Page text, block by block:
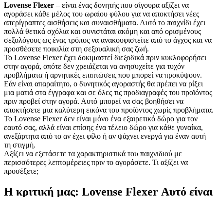
Lovense Flexer – είναι ένας δονητής που σίγουρα αξίζει να
αγοράσει κάθε μέλος του ωραίου φύλου για να αποκτήσει νέες
απερίγραπτες αισθήσεις και συναισθήματα. Αυτό το παιχνίδι έχει
πολλά θετικά σχόλια και συνιστάται ακόμη και από ορισμένους
σεξολόγους ως ένας τρόπος να ανακουφιστείτε από το άγχος και να
προσθέσετε ποικιλία στη σεξουαλική σας ζωή.
Το Lovense Flexer έχει δοκιμαστεί διεξοδικά πριν κυκλοφορήσει
στην αγορά, οπότε δεν χρειάζεται να ανησυχείτε για τυχόν
προβλήματα ή αρνητικές επιπτώσεις που μπορεί να προκύψουν.
Εάν είναι απαραίτητο, ο δυνητικός αγοραστής θα πρέπει να ρίξει
μια ματιά στα έγγραφα και σε όλες τις προδιαγραφές του προϊόντος
πριν προβεί στην αγορά. Αυτό μπορεί να σας βοηθήσει να
αποκτήσετε μια καλύτερη εικόνα του προϊόντος χωρίς προβλήματα.
Το Lovense Flexer δεν είναι μόνο ένα εξαιρετικό δώρο για τον
εαυτό σας, αλλά είναι επίσης ένα τέλειο δώρο για κάθε γυναίκα,
ανεξάρτητα από το αν έχει φίλο ή αν ψάχνει ενεργά για έναν αυτή
τη στιγμή.
Αξίζει να εξετάσετε τα χαρακτηριστικά του παιχνιδιού με
περισσότερες λεπτομέρειες πριν το αγοράσετε. Τι αξίζει να
προσέξετε;
Η κριτική μας: Lovense Flexer Αυτό είναι